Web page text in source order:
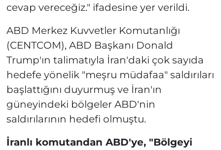
cevap vereceğiz." ifadesine yer verildi.
ABD Merkez Kuvvetler Komutanlığı
(CENTCOM), ABD Başkanı Donald
Trump'ın talimatıyla İran'daki çok sayıda
hedefe yönelik "meşru müdafaa" saldırıları
başlattığını duyurmuş ve İran'ın
güneyindeki bölgeler ABD'nin
saldırılarının hedefi olmuştu.
İranlı komutandan ABD'ye, "Bölgeyi